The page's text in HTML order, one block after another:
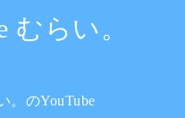
むらい。
。のYouTube